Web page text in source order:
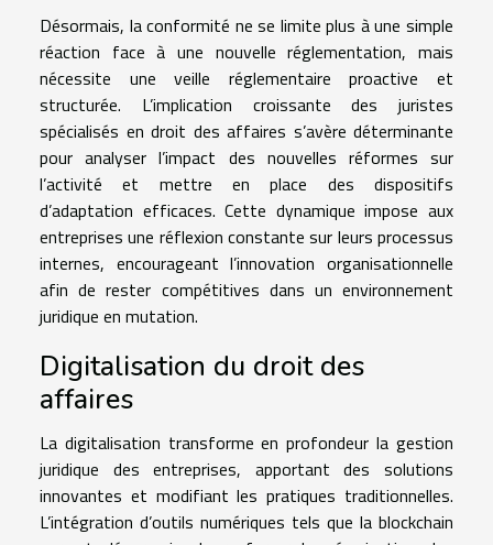
Désormais, la conformité ne se limite plus à une simple
réaction face à une nouvelle réglementation, mais
nécessite une veille réglementaire proactive et
structurée. L’implication croissante des juristes
spécialisés en droit des affaires s’avère déterminante
pour analyser l’impact des nouvelles réformes sur
l’activité et mettre en place des dispositifs
d’adaptation efficaces. Cette dynamique impose aux
entreprises une réflexion constante sur leurs processus
internes, encourageant l’innovation organisationnelle
afin de rester compétitives dans un environnement
juridique en mutation.
Digitalisation du droit des
affaires
La digitalisation transforme en profondeur la gestion
juridique des entreprises, apportant des solutions
innovantes et modifiant les pratiques traditionnelles.
L’intégration d’outils numériques tels que la blockchain